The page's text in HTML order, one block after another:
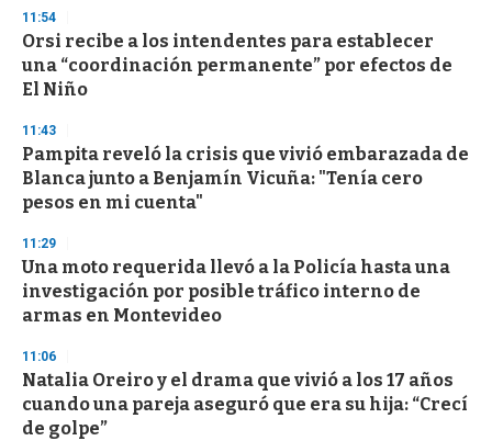
11:54
Orsi recibe a los intendentes para establecer
una “coordinación permanente” por efectos de
El Niño
11:43
Pampita reveló la crisis que vivió embarazada de
Blanca junto a Benjamín Vicuña: "Tenía cero
pesos en mi cuenta"
11:29
Una moto requerida llevó a la Policía hasta una
investigación por posible tráfico interno de
armas en Montevideo
11:06
Natalia Oreiro y el drama que vivió a los 17 años
cuando una pareja aseguró que era su hija: “Crecí
de golpe”